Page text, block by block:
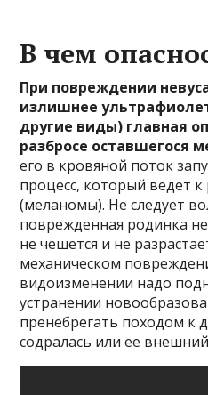
В чем
При повреждении
излишнее
другие виды) главная
разбросе оставшегося
его в кровяной поток
процесс, который ведет
(меланомы). Не следует
поврежденная родинка
не чешется и не
механическом
видоизменении надо
устранении
пренебрегать походом к
содралась или ее